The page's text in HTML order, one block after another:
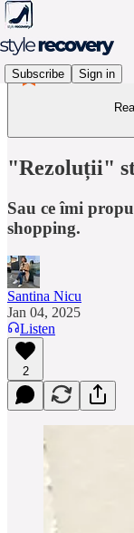
Subscribe Sign in
"Rezoluții"
Sau ce îmi
shopping.
Santina Nicu
Jan 04, 2025
Listen
2